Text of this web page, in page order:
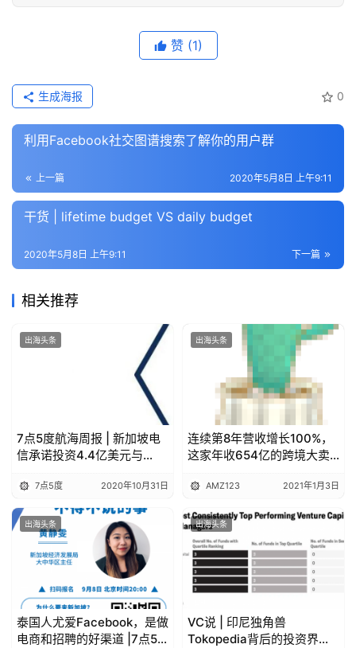
赞 (1)
0
生成海报
利用Facebook社交图谱搜索了解你的用户群
上一篇 2020年5月8日 上午9:11
干货 | lifetime budget VS daily budget
下一篇
2020年5月8日 上午9:11
相关推荐
出海头条
7点5度航海周报 | 新加坡电
信承诺投资4.4亿美元与
社交电商WEBUY完成600万
美元A轮融资
7点5度 2020年10月31日
出海头条
连续第8年营收增长100%，
这家年收654亿的跨境大卖
AMZ123 2021年1月3日
出海头条
泰国人尤爱Facebook，是做
电商和招聘的好渠道 |7点5
出海头条
VC说 | 印尼独角兽
Tokopedia背后的投资界优